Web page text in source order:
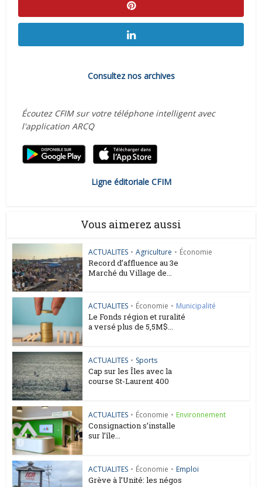
Consultez nos archives
Écoutez CFIM sur votre téléphone intelligent avec
l'application ARCQ
Ligne éditoriale CFIM
Vous aimerez aussi
ACTUALITES • Agriculture • Économie
Record d’affluence au 3e
Marché du Village de...
ACTUALITES • Économie • Municipalité
Le Fonds région et ruralité
a versé plus de 5,5M$...
ACTUALITES • Sports
Cap sur les Îles avec la
course St-Laurent 400
ACTUALITES • Économie • Environnement
Consignaction s’installe
sur l’île...
ACTUALITES • Économie • Emploi
Grève à l’Unité: les négos